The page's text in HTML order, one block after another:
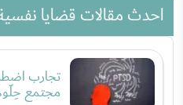
احدث مقالات قضايا
تجارب
مجتمع